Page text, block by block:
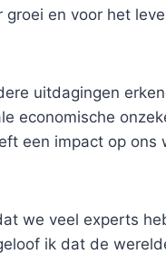
groei en voor het
uitdagingen
economische
een impact op
we veel experts
ik dat de